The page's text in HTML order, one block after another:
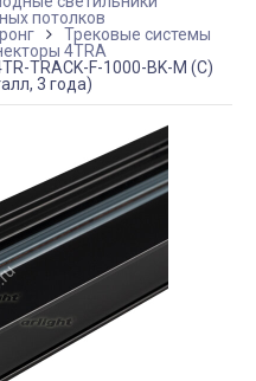
потолков
Трековые системы
4TRA
TRACK-F-1000-BK-M (C)
3 года)